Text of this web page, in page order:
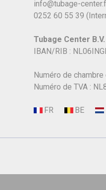
info@tubage-
0252 60 55 39
Tubage Center B.V.
IBAN/RIB :
Numéro de
Numéro de TVA :